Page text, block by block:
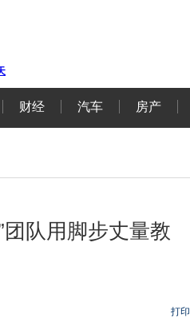
财经 汽车 房产
队用脚步丈量教
打印